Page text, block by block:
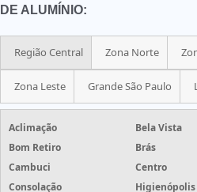
DE ALUMÍNIO:
Região Central Zona Norte
Zona Leste Grande São Paulo
Aclimação
Bela Vista
Bom Retiro
Brás
Cambuci
Centro
Consolação
Higienópolis